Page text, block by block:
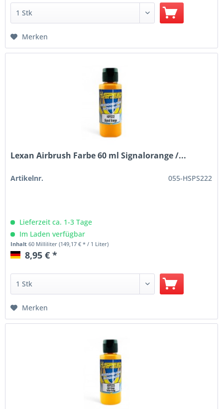
Merken
Lexan Airbrush Farbe 60 ml Signalorange /...
Artikelnr. 055-HSPS222
Lieferzeit ca. 1-3 Tage
Im Laden verfügbar
Inhalt60 Milliliter(149,17 € * / 1 Liter)
8,95 € *
Merken